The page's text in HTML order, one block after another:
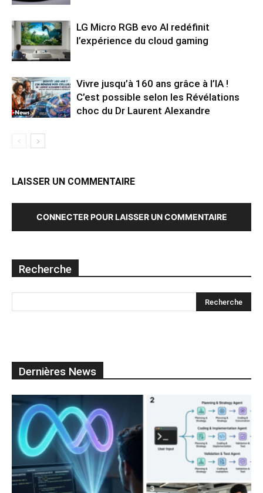
LG Micro RGB evo AI redéfinit
l’expérience du cloud gaming
Vivre jusqu’à 160 ans grâce à l’IA !
C’est possible selon les Révélations
choc du Dr Laurent Alexandre
LAISSER UN COMMENTAIRE
CONNECTER POUR LAISSER UN COMMENTAIRE
Recherche
Dernières News